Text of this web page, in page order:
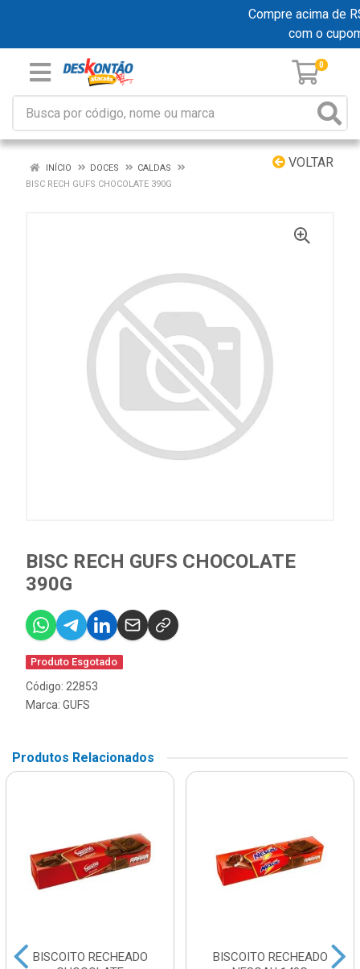
Compre acima de
com o
0
VOLTAR
INÍCIO DOCES
CALDAS
BISC RECH GUFS CHOCOLATE 390G
BISC RECH GUFS CHOCOLATE
390G
Produto Esgotado
Código: 22853
Marca: GUFS
Produtos Relacionados
BISCOITO RECHEADO
BISCOITO RECHEADO